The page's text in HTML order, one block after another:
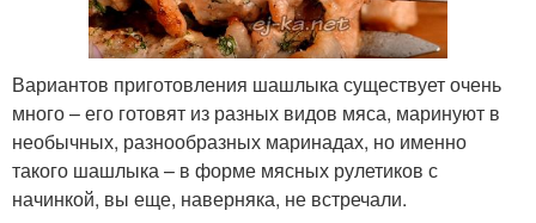
Вариантов приготовления шашлыка существует очень
много – его готовят из разных видов мяса, маринуют в
необычных, разнообразных маринадах, но именно
такого шашлыка – в форме мясных рулетиков с
начинкой, вы еще, наверняка, не встречали.